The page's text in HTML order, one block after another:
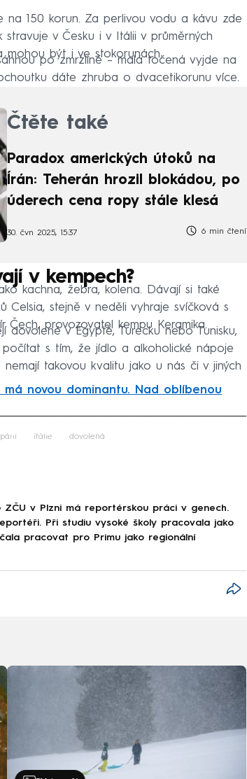
na 150 korun. Za perlivou vodu a kávu zde
v Česku i v Itálii v průměrných
mohou být i ve stokorunách.
po zmrzlině – malá točená vyjde na
dáte zhruba o dvacetikorunu více.
Čtěte také
Paradox amerických útoků na
Írán: Teherán hrozil blokádou, po
úderech cena ropy stále klesá
30. čvn 2025, 15:37 6 min čtení
v kempech?
kachna, žebra, kolena. Dávají si také
stejně v neděli vyhraje svíčková s
Čech, provozovatel kempu Keramika.
v Egyptě, Turecku nebo Tunisku,
s tím, že jídlo a alkoholické nápoje
takovou kvalitu jako u nás či v jiných
má novou dominantu. Nad oblíbenou
fetch
Itálie dovolená
v Plzni má reportérskou práci v genech.
Při studiu vysoké školy pracovala jako
pracovat pro Primu jako regionální